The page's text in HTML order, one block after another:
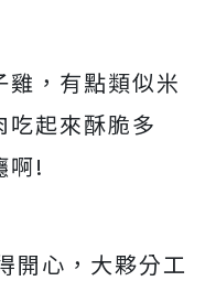
，有點類似米
吃起來酥脆多
啊!
開心，大夥分工